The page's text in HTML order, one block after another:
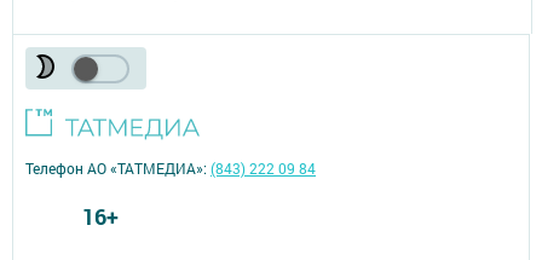
Телефон АО «ТАТМЕДИА»:(843) 222 09 84
16+